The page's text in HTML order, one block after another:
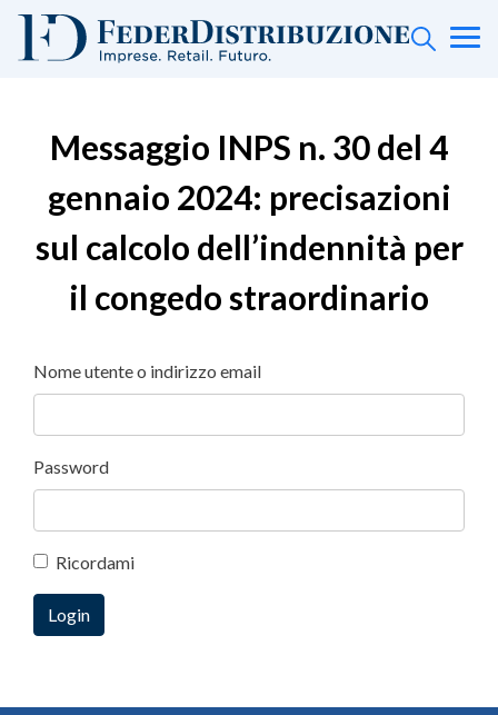
Messaggio INPS n. 30 del 4
gennaio 2024: precisazioni
sul calcolo dell’indennità per
il congedo straordinario
Nome utente o indirizzo email
Password
Ricordami